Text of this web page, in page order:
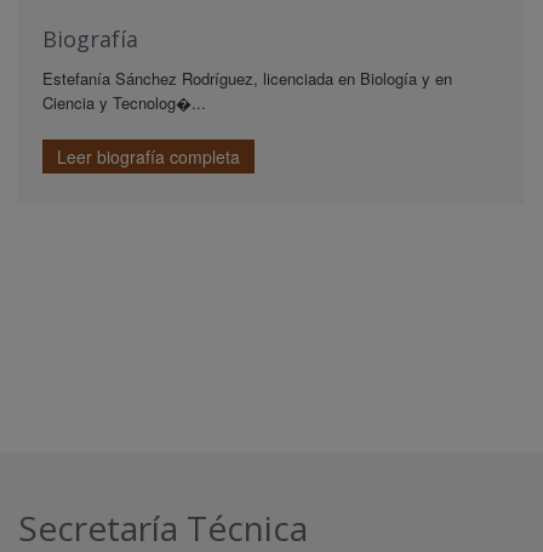
Biografía
Estefanía Sánchez Rodríguez, licenciada en Biología y en
Ciencia y Tecnolog�...
Leer biografía completa
Secretaría Técnica